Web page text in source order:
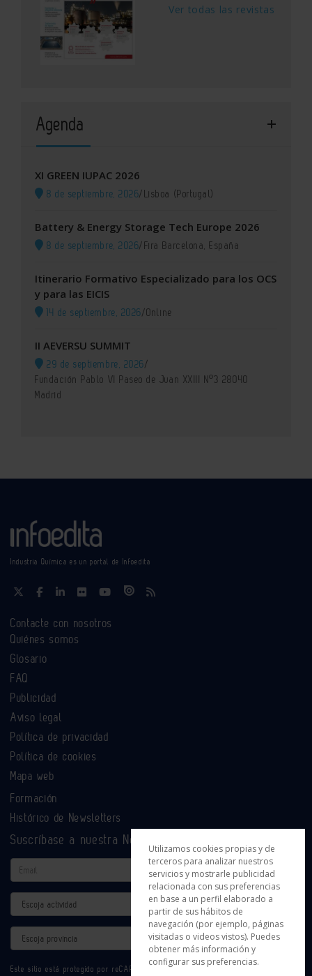
Ver todas las revistas
Agenda
XI GREEN IUPAC 2026
8 de septiembre, 2026/Lisboa (Portugal)
Battery & Energy Storage Tech Europe 2026
8 de septiembre, 2026/Fira Barcelona, España
Itinerario Formativo Especializado para los OCS
y para las EICIS
14 de septiembre, 2026/Online
II AEVERSU SUMMIT
29 de septiembre, 2026/
Fundación Pablo VI Paseo de Juan XXIII Nº3 28040
Madrid
Industria Química es un portal de Infoedita
Contacte con nosotros
Quiénes somos
Glosario
FAQ
Publicidad
Aviso legal
Política de privacidad
Política de cookies
Mapa web
Formación
Histórico de Newsletters
Suscríbase a nuestra Newsletter
Email
Actividad
Provincia
Este sitio está protegido por reCAPTCHA y se aplican la
Utilizamos cookies propias y de
terceros para analizar nuestros
servicios y mostrarle publicidad
relacionada con sus preferencias
en base a un perfil elaborado a
partir de sus hábitos de
navegación (por ejemplo, páginas
visitadas o videos vistos). Puedes
obtener más información y
configurar sus preferencias.